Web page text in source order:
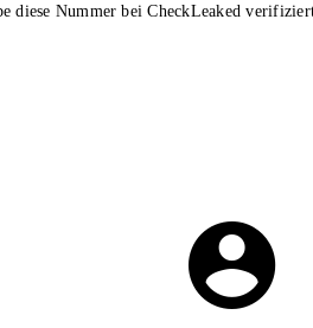
diese Nummer bei CheckLeaked